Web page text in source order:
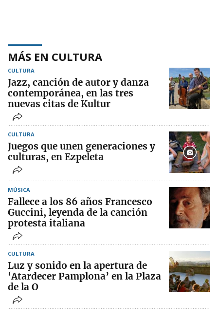
MÁS EN CULTURA
CULTURA
Jazz, canción de autor y danza
contemporánea, en las tres
nuevas citas de Kultur
CULTURA
Juegos que unen generaciones y
culturas, en Ezpeleta
MÚSICA
Fallece a los 86 años Francesco
Guccini, leyenda de la canción
protesta italiana
CULTURA
Luz y sonido en la apertura de
‘Atardecer Pamplona’ en la Plaza
de la O